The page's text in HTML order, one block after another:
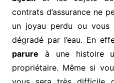
contrats d’assurance ne
un joyau perdu ou vous
dégradé par l’eau. En
parure à une histoire
propriétaire. Même si